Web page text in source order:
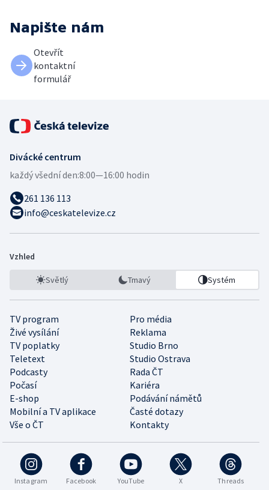
Napište nám
Otevřít
kontaktní
formulář
Divácké centrum
každý všední den:8:00—16:00 hodin
261 136 113
info@ceskatelevize.cz
Vzhled
Světlý Tmavý Systém
TV program
Pro média
Živé vysílání
Reklama
TV poplatky
Studio Brno
Teletext
Studio Ostrava
Podcasty
Rada ČT
Počasí
Kariéra
E-shop
Podávání námětů
Mobilní a TV aplikace
Časté dotazy
Vše o ČT
Kontakty
Instagram Facebook YouTube X Threads